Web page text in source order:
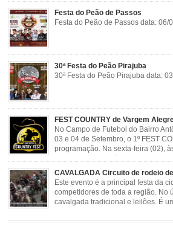
Festa do Peão de Passos
Festa do Peão de Passos data: 06/
30ª Festa do Peão Pirajuba
30ª Festa do Peão Pirajuba data:
FEST COUNTRY de Vargem
No Campo de Futebol do Bairro
03 e 04 de Setembro, o 1º FEST
programação. Na sexta-feira (02),
dupla sertaneja Cássio e Reynado;
rodeio e shows com o Trio Pé de Cedro e o Trio […]
CAVALGADA Circuito de rodeio
Este evento é a principal festa da
competidores de toda a região. No
cavalgada tradicional e leilões. É
animada e hospitaleira. Local:
Rosa Guimarães, Açucena Data: Setembro